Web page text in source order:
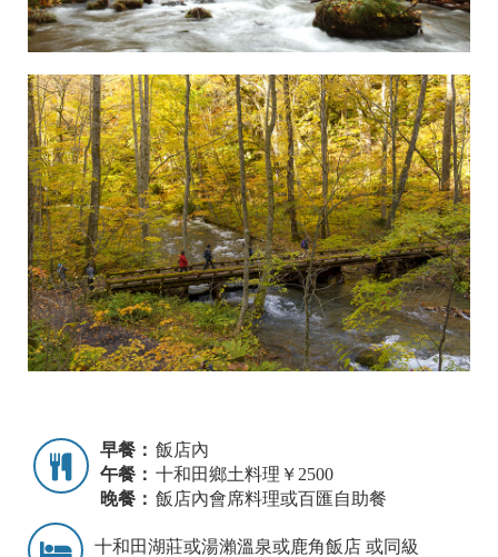
早餐： 飯店內
午餐： 十和田鄉土料理￥2500
晚餐： 飯店內會席料理或百匯自助餐
十和田湖莊或湯瀨溫泉或鹿角飯店 或同級